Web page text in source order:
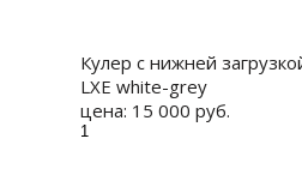
Кулер с нижней
LXE white-grey
цена: 15 000 руб.